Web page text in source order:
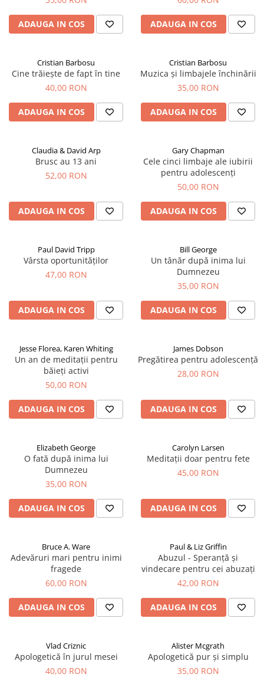
ADAUGA IN COS ADAUGA IN COS
Cristian Barbosu
Cine trăiește de fapt în tine
40,00 RON
ADAUGA IN COS
Cristian Barbosu
Muzica și limbajele închinării
35,00 RON
ADAUGA IN COS
Claudia & David Arp
Brusc au 13 ani
52,00 RON
ADAUGA IN COS
Gary Chapman
Cele cinci limbaje ale iubirii
pentru adolescenți
50,00 RON
ADAUGA IN COS
Paul David Tripp
Vârsta oportunităților
47,00 RON
ADAUGA IN COS
Bill George
Un tânăr după inima lui
Dumnezeu
35,00 RON
ADAUGA IN COS
Jesse Florea, Karen Whiting
Un an de meditații pentru
băieți activi
50,00 RON
ADAUGA IN COS
James Dobson
Pregătirea pentru adolescență
28,00 RON
ADAUGA IN COS
Elizabeth George
O fată după inima lui
Dumnezeu
35,00 RON
ADAUGA IN COS
Carolyn Larsen
Meditații doar pentru fete
45,00 RON
ADAUGA IN COS
Bruce A. Ware
Adevăruri mari pentru inimi
fragede
60,00 RON
ADAUGA IN COS
Paul & Liz Griffin
Abuzul - Speranță și
vindecare pentru cei abuzați
42,00 RON
ADAUGA IN COS
Vlad Criznic
Apologetică în jurul mesei
40,00 RON
Alister Mcgrath
Apologetică pur și simplu
35,00 RON